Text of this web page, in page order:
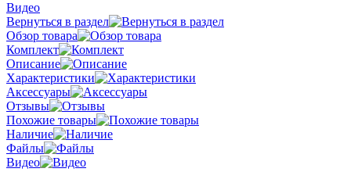
Видео
Вернуться в раздел
Обзор товара
Комплект
Описание
Характеристики
Аксессуары
Отзывы
Похожие товары
Наличие
Файлы
Видео